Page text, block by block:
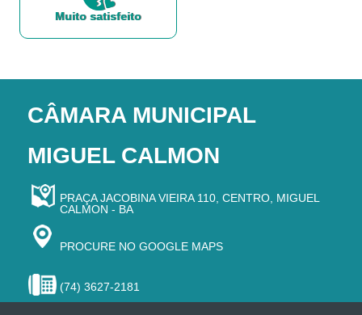
Muito satisfeito
CÂMARA MUNICIPAL
MIGUEL CALMON
PRAÇA JACOBINA VIEIRA 110, CENTRO, MIGUEL
CALMON - BA
PROCURE NO GOOGLE MAPS
(74) 3627-2181